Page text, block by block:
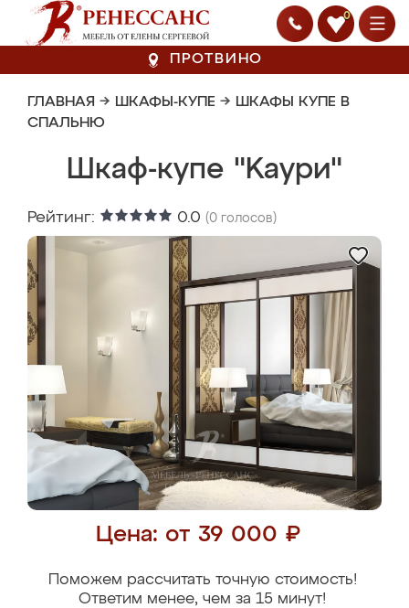
0
ПРОТВИНО
ГЛАВНАЯ → ШКАФЫ-КУПЕ → ШКАФЫ КУПЕ В
СПАЛЬНЮ
Шкаф-купе "Kaури"
Рейтинг: 0.0 (0 голосов)
Цена: от 39 000 ₽
Поможем рассчитать точную стоимость!
Ответим менее, чем за 15 минут!